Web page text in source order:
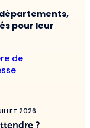
départements,
pour leur
de
2026
?